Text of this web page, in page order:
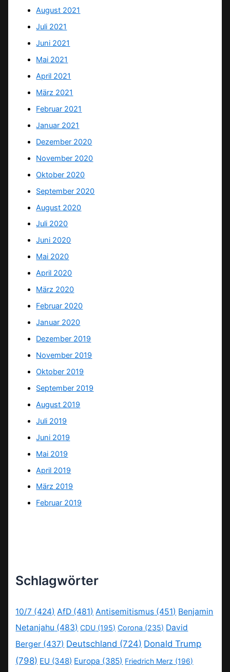
August 2021
Juli 2021
Juni 2021
Mai 2021
April 2021
März 2021
Februar 2021
Januar 2021
Dezember 2020
November 2020
Oktober 2020
September 2020
August 2020
Juli 2020
Juni 2020
Mai 2020
April 2020
März 2020
Februar 2020
Januar 2020
Dezember 2019
November 2019
Oktober 2019
September 2019
August 2019
Juli 2019
Juni 2019
Mai 2019
April 2019
März 2019
Februar 2019
Schlagwörter
10/7 (424) AfD (481) Antisemitismus (451) Benjamin
Netanjahu (483) CDU (195) Corona (235) David
Berger (437) Deutschland (724) Donald Trump
(798) EU (348) Europa (385) Friedrich Merz (196)